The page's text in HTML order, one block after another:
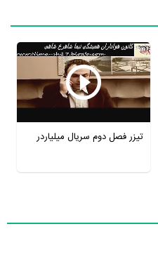
تیزر فصل دوم سریال میلیاردر